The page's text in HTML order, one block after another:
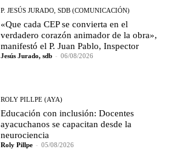
P. JESÚS JURADO, SDB (COMUNICACIÓN)
«Que cada CEP se convierta en el
verdadero corazón animador de la obra»,
manifestó el P. Juan Pablo, Inspector
Jesús Jurado, sdb - 06/08/2026
ROLY PILLPE (AYA)
Educación con inclusión: Docentes
ayacuchanos se capacitan desde la
neurociencia
Roly Pillpe - 05/08/2026